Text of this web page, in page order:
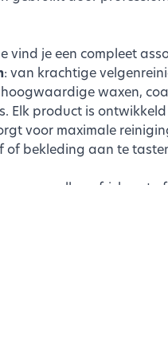
vind je een compleet
: van krachtige
waxen,
Elk product is
voor maximale
of bekleding aan te
een snelle opfrisbeurt of